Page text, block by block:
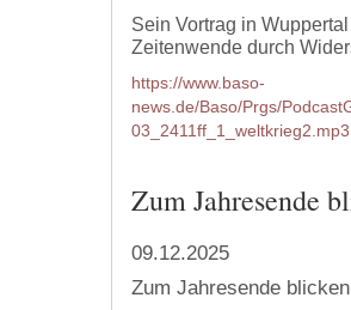
Sein Vortrag in
Zeitenwende durch
https://www.baso-
news.de/Baso/Prgs/
03_2411ff_1_weltkrieg2.mp3
Zum Jahresende
09.12.2025
Zum Jahresende